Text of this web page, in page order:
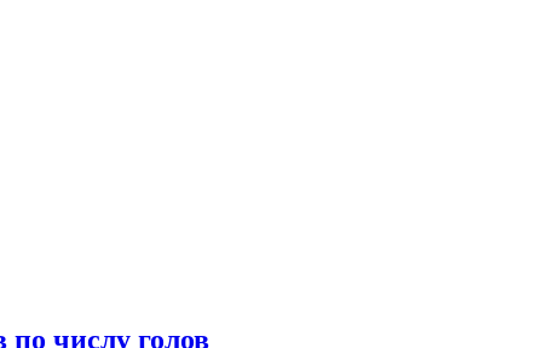
числу голов